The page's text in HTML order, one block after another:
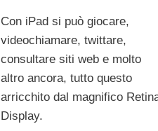
Con iPad si può giocare,
videochiamare, twittare,
consultare siti web e molto
altro ancora, tutto questo
arricchito dal magnifico
Display.